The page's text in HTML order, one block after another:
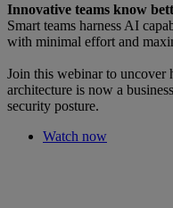
Innovative teams know
Smart teams harness AI
with minimal effort and
Join this webinar to uncover
architecture is now a
security posture.
Watch now